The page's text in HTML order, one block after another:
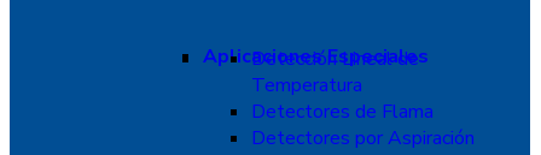
Aplicaciones Especiales
Detección Lineal de
Temperatura
Detectores de Flama
Detectores por Aspiración